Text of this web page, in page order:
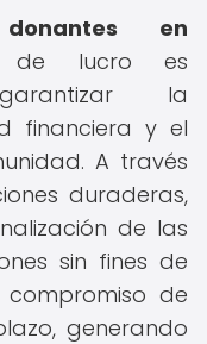
en
lucro es
la
financiera y el
A través
duraderas,
de las
sin fines de
de
generando